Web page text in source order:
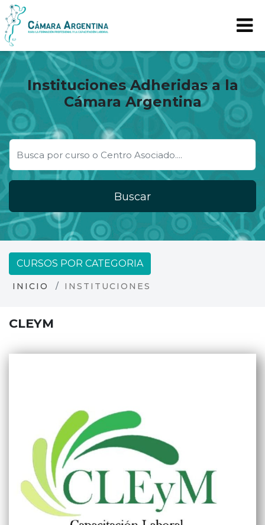
Instituciones Adheridas a la
Cámara Argentina
Buscar
CURSOS POR CATEGORIA
INICIO INSTITUCIONES
CLEYM